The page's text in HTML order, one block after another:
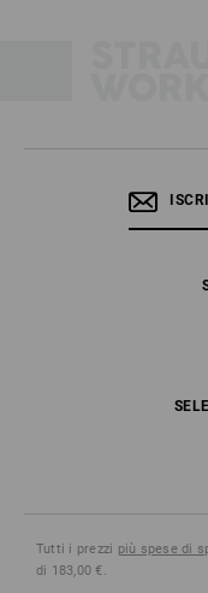
Tutti i prezzi più spese di
di 183,00 €.